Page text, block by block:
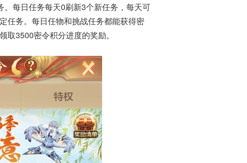
。每日任务每天0刷新3个新任务，每天可
任务。每日任物和挑战任务都能获得密
3500密令积分进度的奖励。